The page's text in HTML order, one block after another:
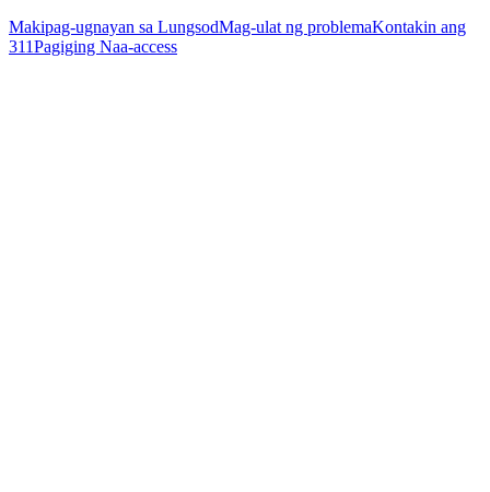
Makipag-ugnayan sa LungsodMag-ulat ng problemaKontakin ang
311Pagiging Naa-access